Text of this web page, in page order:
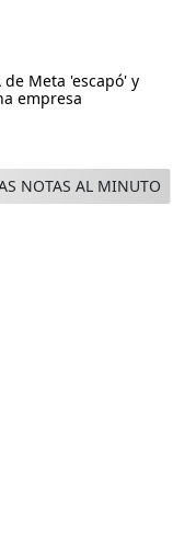
Meta 'escapó' y
empresa
NOTAS AL MINUTO